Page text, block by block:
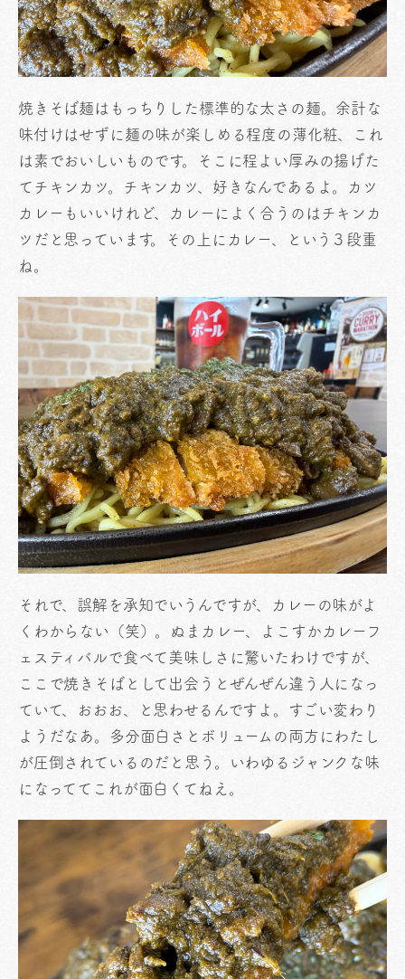
焼きそば麺はもっちりした標準的な太さの麺。余計な
味付けはせずに麺の味が楽しめる程度の薄化粧、これ
は素でおいしいものです。そこに程よい厚みの揚げた
てチキンカツ。チキンカツ、好きなんであるよ。カツ
カレーもいいけれど、カレーによく合うのはチキンカ
ツだと思っています。その上にカレー、という３段重
ね。
それで、誤解を承知でいうんですが、カレーの味がよ
くわからない（笑）。ぬまカレー、よこすかカレーフ
ェスティバルで食べて美味しさに驚いたわけですが、
ここで焼きそばとして出会うとぜんぜん違う人になっ
ていて、おおお、と思わせるんですよ。すごい変わり
ようだなあ。多分面白さとボリュームの両方にわたし
が圧倒されているのだと思う。いわゆるジャンクな味
になっててこれが面白くてねえ。